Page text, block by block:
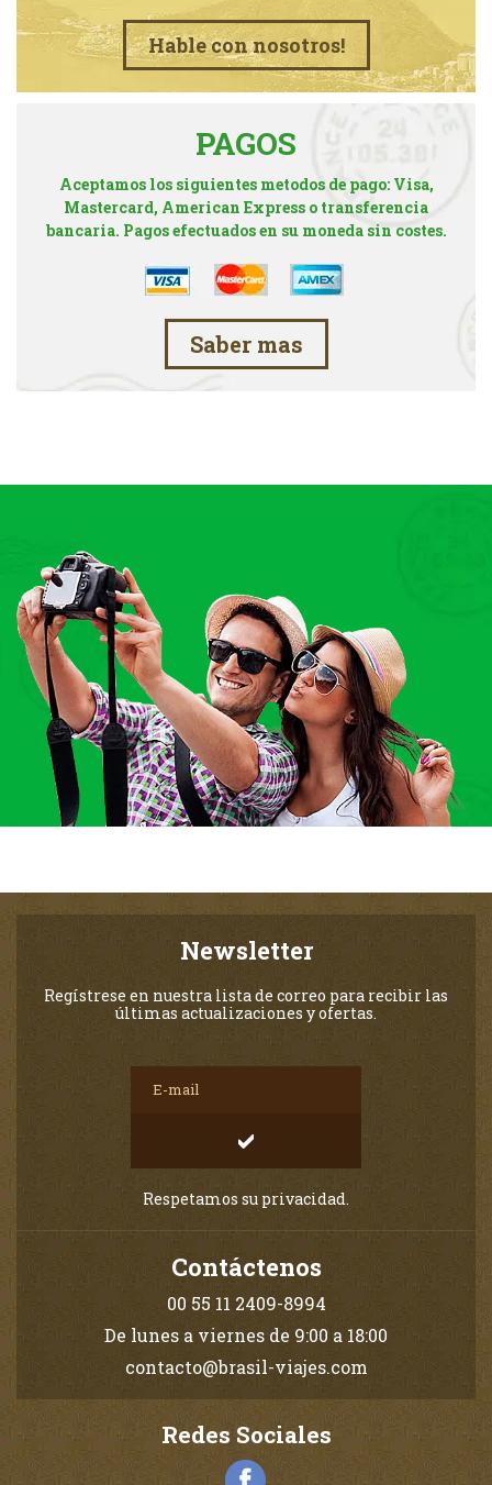
Hable con nosotros!
PAGOS
Aceptamos los siguientes metodos de pago: Visa,
Mastercard, American Express o transferencia
bancaria. Pagos efectuados en su moneda sin costes.
Saber mas
Newsletter
Regístrese en nuestra lista de correo para recibir las
últimas actualizaciones y ofertas.
Respetamos su privacidad.
Contáctenos
00 55 11 2409-8994
De lunes a viernes de 9:00 a 18:00
contacto@brasil-viajes.com
Redes Sociales